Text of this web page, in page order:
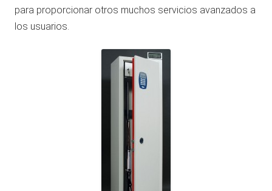
para proporcionar otros muchos servicios avanzados a
los usuarios.